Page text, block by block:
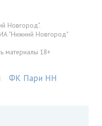
Новгород".
"Нижний Новгород"
материалы 18+
ФК Пари НН